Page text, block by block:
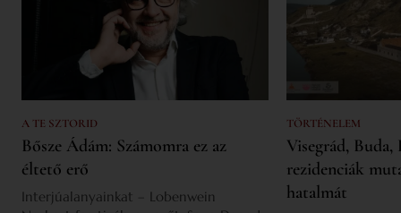
A TE SZTORID
Bősze Ádám: Számomra ez az
éltető erő
Interjúalanyainkat – Lobenwein
TÖRTÉNELEM
Visegrád,
rezidenciák
hatalmát